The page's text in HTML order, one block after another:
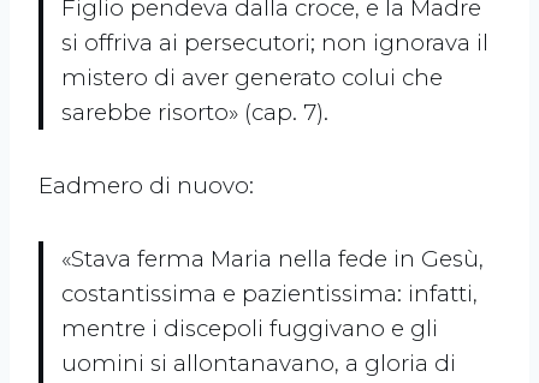
Figlio pendeva dalla croce, e la Madre
si offriva ai persecutori; non ignorava il
mistero di aver generato colui che
sarebbe risorto» (cap. 7).
Eadmero di nuovo:
«Stava ferma Maria nella fede in Gesù,
costantissima e pazientissima: infatti,
mentre i discepoli fuggivano e gli
uomini si allontanavano, a gloria di